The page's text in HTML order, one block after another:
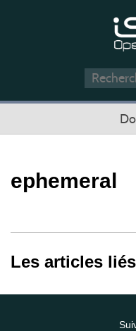
ephemeral
Les articles